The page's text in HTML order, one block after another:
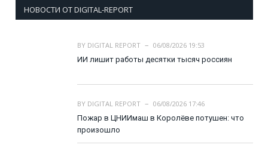
НОВОСТИ ОТ DIGITAL-REPORT
BY DIGITAL REPORT
06/08/2026 19:53
ИИ лишит работы десятки тысяч россиян
BY DIGITAL REPORT
06/08/2026 17:46
Пожар в ЦНИИмаш в Королёве потушен: что
произошло